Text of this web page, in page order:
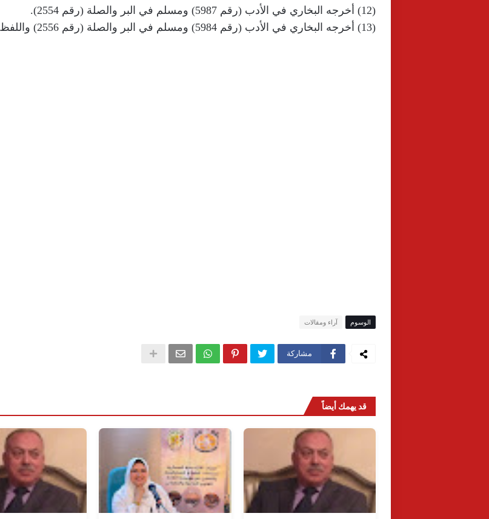
(12) أخرجه البخاري في الأدب (رقم 5987) ومسلم في البر والصلة (رقم 2554).
(13) أخرجه البخاري في الأدب (رقم 5984) ومسلم في البر والصلة (رقم 2556) واللفظ لمسلم.
الوسوم آراء ومقالات
مشاركة
قد يهمك أيضاً